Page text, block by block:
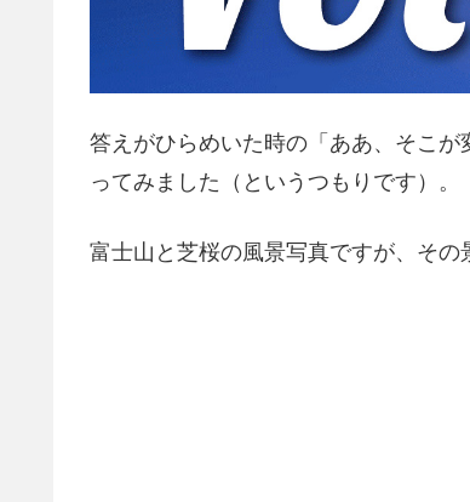
答えがひらめいた時の「ああ、そこ
ってみました（というつもりです）。
富士山と芝桜の風景写真ですが、その